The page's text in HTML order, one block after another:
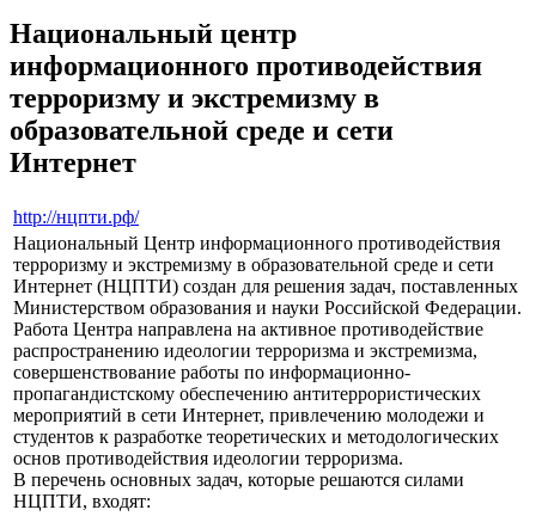
Национальный центр
информационного противодействия
терроризму и экстремизму в
образовательной среде и сети
Интернет
http://нцпти.рф/
Национальный Центр информационного противодействия
терроризму и экстремизму в образовательной среде и сети
Интернет (НЦПТИ) создан для решения задач, поставленных
Министерством образования и науки Российской Федерации.
Работа Центра направлена на активное противодействие
распространению идеологии терроризма и экстремизма,
совершенствование работы по информационно-
пропагандистскому обеспечению антитеррористических
мероприятий в сети Интернет, привлечению молодежи и
студентов к разработке теоретических и методологических
основ противодействия идеологии терроризма.
В перечень основных задач, которые решаются силами
НЦПТИ, входят: